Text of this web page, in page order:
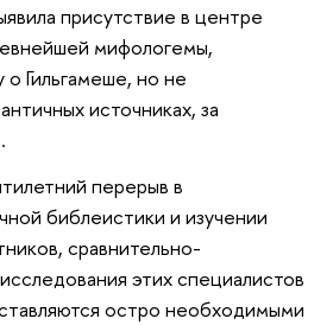
присутствие в центре
мифологемы,
Гильгамеше, но не
источниках, за
перерыв в
библеистики и изучении
сравнительно-
этих специалистов
остро необходимыми